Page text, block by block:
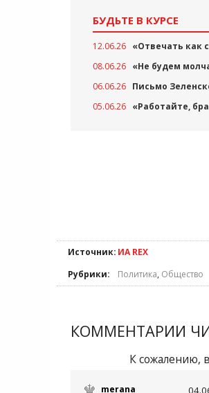
БУДЬТЕ В КУРСЕ
12.06.26 «Отвечать как
08.06.26 «Не будем
06.06.26 Письмо
05.06.26 «Работайте,
Источник: ИА REX
Рубрики:
Политика, Общество
КОММЕНТАРИИ
К сожалению,
merana